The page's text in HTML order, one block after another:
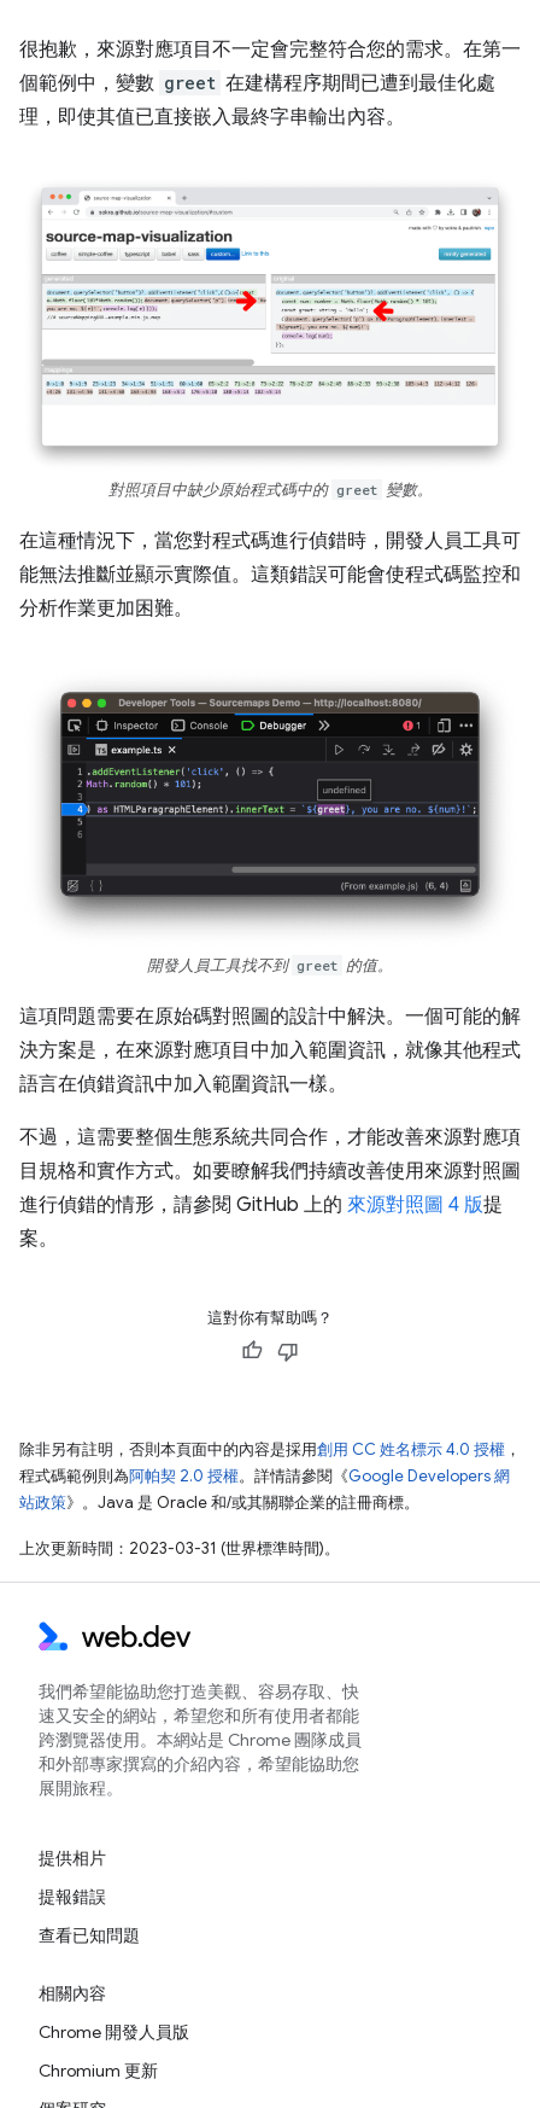
很抱歉，來源對應項目不一定會完整符合您的需求。在第一
個範例中，變數 greet 在建構程序期間已遭到最佳化處
理，即使其值已直接嵌入最終字串輸出內容。
對照項目中缺少原始程式碼中的 greet 變數。
在這種情況下，當您對程式碼進行偵錯時，開發人員工具可
能無法推斷並顯示實際值。這類錯誤可能會使程式碼監控和
分析作業更加困難。
開發人員工具找不到 greet 的值。
這項問題需要在原始碼對照圖的設計中解決。一個可能的解
決方案是，在來源對應項目中加入範圍資訊，就像其他程式
語言在偵錯資訊中加入範圍資訊一樣。
不過，這需要整個生態系統共同合作，才能改善來源對應項
目規格和實作方式。如要瞭解我們持續改善使用來源對照圖
進行偵錯的情形，請參閱 GitHub 上的 來源對照圖 4 版提
案。
這對你有幫助嗎？
除非另有註明，否則本頁面中的內容是採用創用 CC 姓名標示 4.0 授權 ，
程式碼範例則為阿帕契 2.0 授權。詳情請參閱《Google Developers 網
站政策》。Java 是 Oracle 和/或其關聯企業的註冊商標。
上次更新時間：2023-03-31 (世界標準時間)。
我們希望能協助您打造美觀、容易存取、快
速又安全的網站，希望您和所有使用者都能
跨瀏覽器使用。本網站是 Chrome 團隊成員
和外部專家撰寫的介紹內容，希望能協助您
展開旅程。
提供相片
提報錯誤
查看已知問題
相關內容
Chrome 開發人員版
Chromium 更新